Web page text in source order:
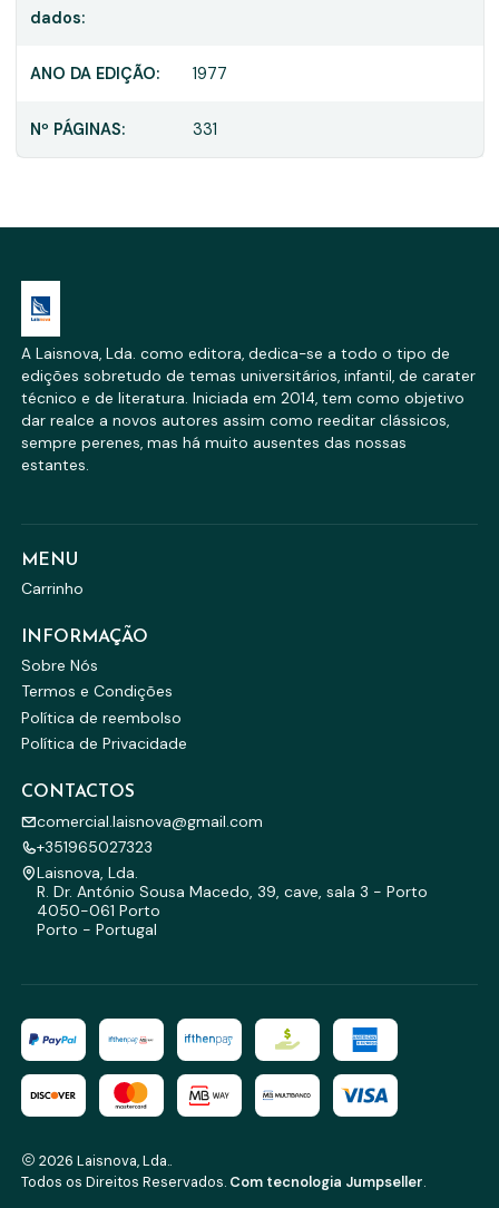
dados:
ANO DA EDIÇÃO: 1977
Nº PÁGINAS: 331
A Laisnova, Lda. como editora, dedica-se a todo o tipo de
edições sobretudo de temas universitários, infantil, de carater
técnico e de literatura. Iniciada em 2014, tem como objetivo
dar realce a novos autores assim como reeditar clássicos,
sempre perenes, mas há muito ausentes das nossas
estantes.
MENU
Carrinho
INFORMAÇÃO
Sobre Nós
Termos e Condições
Política de reembolso
Política de Privacidade
CONTACTOS
comercial.laisnova@gmail.com
+351965027323
Laisnova, Lda.
R. Dr. António Sousa Macedo, 39, cave, sala 3 - Porto
4050-061 Porto
Porto - Portugal
2026 Laisnova, Lda..
Todos os Direitos Reservados. Com tecnologia Jumpseller.